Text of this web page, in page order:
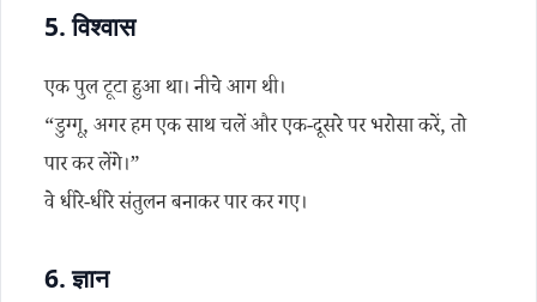
5.विश्वास
एक पुल टूटा हुआ था। नीचे आग थी।
“डुग्गू, अगर हम एक साथ चलें और एक-दूसरे पर भरोसा करें, तो
पार कर लेंगे।”
वे धीरे-धीरे संतुलन बनाकर पार कर गए।
6.ज्ञान